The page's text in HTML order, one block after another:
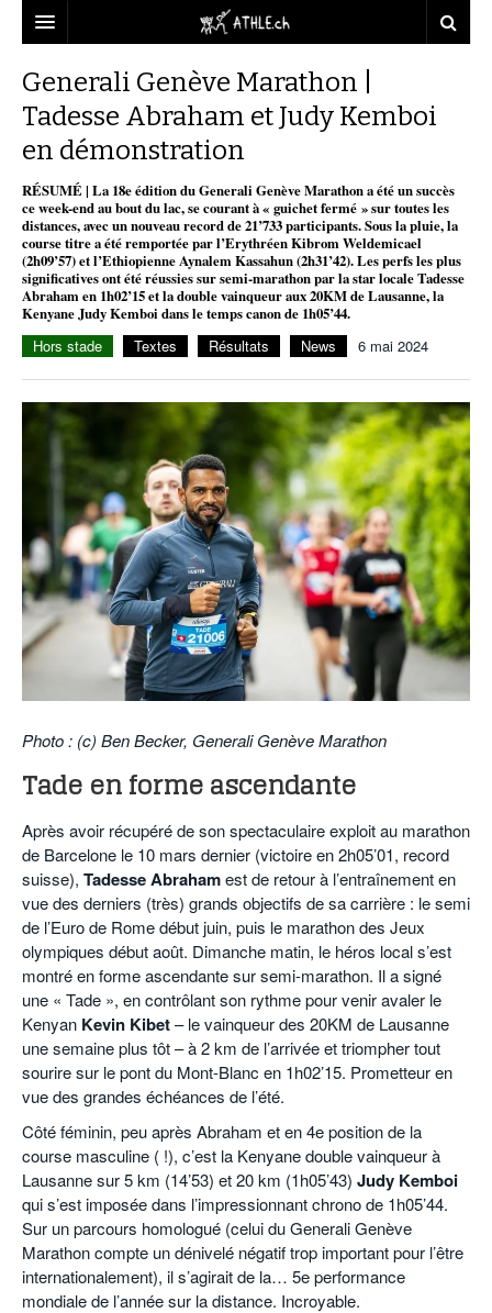
DOSSIERS
CHRONIQUES
TOUT
MICHEL HERREN
REPORTAGES
DOPAGE
GALERIES
STATISTIQUES
STATISTIQUES
MINIMA
PARTENAIRES
CNP
PARTENAIRES
CLUBS PARTENAIRES
FÉDÉRATION
TOUS SUPPORTERS D’ATHLE.CH !
PUBLICITÉ
VIDEOS
ATHLE.CH
CLUB D’ATHLÉTISME
TOUS SUPPORTERS D’ATHLE.CH !
CHARTE ÉDITORIALE
NOUS CONTACTER
POURQUOI ATHLE.CH ?
ATHLE.CH RÉGIONS
CNP LAUSANNE/AIGLE
ATHLE.CH RÉGIONS | GENÈVE
ATHLE.CH RÉGIONS | JURA
ATHLE.CH RÉGIONS | VAUD
ATHLE.CH VINTAGE
BIOGRAPHIES
HIGHLIGHTS
LIVRES
Generali Genève Marathon |
Tadesse Abraham et Judy Kemboi
en démonstration
RÉSUMÉ | La 18e édition du Generali Genève Marathon a été un succès
ce week-end au bout du lac, se courant à « guichet fermé » sur toutes les
distances, avec un nouveau record de 21’733 participants. Sous la pluie, la
course titre a été remportée par l’Erythréen Kibrom Weldemicael
(2h09’57) et l’Ethiopienne Aynalem Kassahun (2h31’42). Les perfs les plus
significatives ont été réussies sur semi-marathon par la star locale Tadesse
Abraham en 1h02’15 et la double vainqueur aux 20KM de Lausanne, la
Kenyane Judy Kemboi dans le temps canon de 1h05’44.
Hors stade Textes Résultats News 6 mai 2024
Photo : (c) Ben Becker, Generali Genève Marathon
Tade en forme ascendante
Après avoir récupéré de son spectaculaire exploit au marathon
de Barcelone le 10 mars dernier (victoire en 2h05’01, record
suisse), Tadesse Abrahamest de retour à l’entraînement en
vue des derniers (très) grands objectifs de sa carrière : le semi
de l’Euro de Rome début juin, puis le marathon des Jeux
olympiques début août. Dimanche matin, le héros local s’est
montré en forme ascendante sur semi-marathon. Il a signé
une « Tade », en contrôlant son rythme pour venir avaler le
Kenyan Kevin Kibet– le vainqueur des 20KM de Lausanne
une semaine plus tôt – à 2 km de l’arrivée et triompher tout
sourire sur le pont du Mont-Blanc en 1h02’15. Prometteur en
vue des grandes échéances de l’été.
Côté féminin, peu après Abraham et en 4e position de la
course masculine ( !), c’est la Kenyane double vainqueur à
Lausanne sur 5 km (14’53) et 20 km (1h05’43) Judy Kemboi
qui s’est imposée dans l’impressionnant chrono de 1h05’44.
Sur un parcours homologué (celui du Generali Genève
Marathon compte un dénivelé négatif trop important pour l’être
internationalement), il s’agirait de la… 5e performance
mondiale de l’année sur la distance. Incroyable.